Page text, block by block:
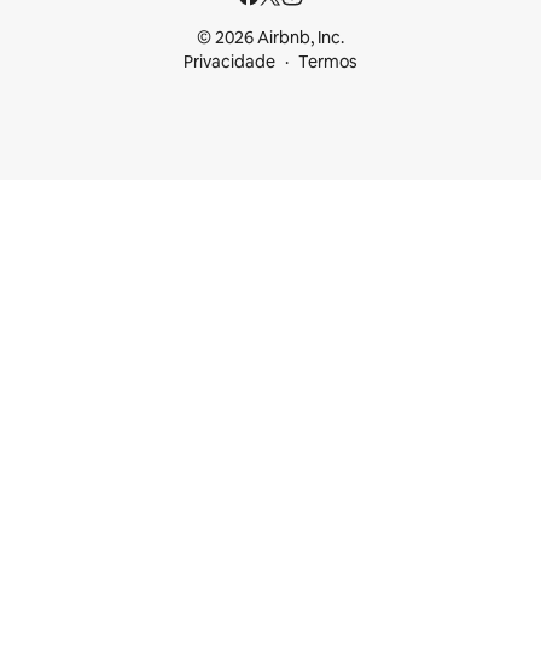
© 2026 Airbnb, Inc.
Privacidade
Termos